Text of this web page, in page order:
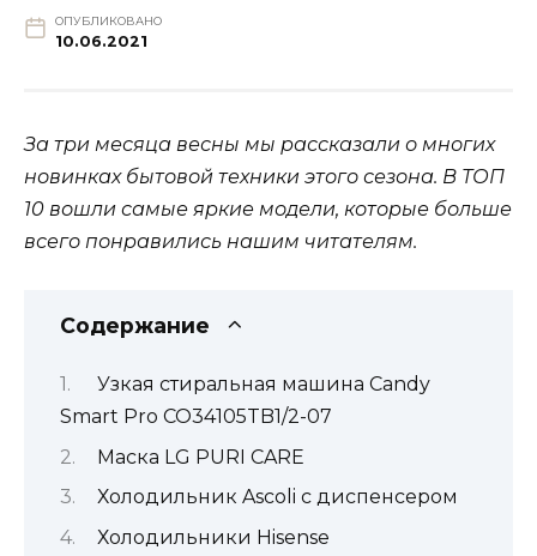
ОПУБЛИКОВАНО
10.06.2021
За три месяца весны мы рассказали о многих
новинках бытовой техники этого сезона. В ТОП
10 вошли самые яркие модели, которые больше
всего понравились нашим читателям.
Содержание
Узкая стиральная машина Candy
Smart Pro CO34105TB1/2-07
Маска LG PURI CARE
Холодильник Ascoli c диспенсером
Холодильники Hisense